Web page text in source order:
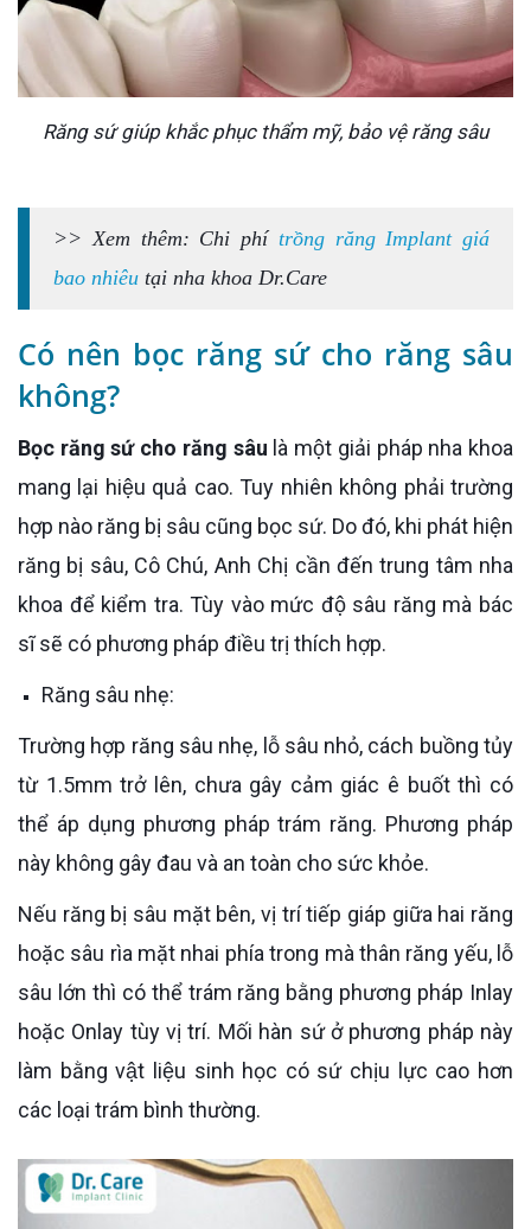
Răng sứ giúp khắc phục thẩm mỹ, bảo vệ răng sâu
>> Xem thêm: Chi phí trồng răng Implant giá
bao nhiêu tại nha khoa Dr.Care
Có nên bọc răng sứ cho răng sâu
không?
Bọc răng sứ cho răng sâu là một giải pháp nha khoa
mang lại hiệu quả cao. Tuy nhiên không phải trường
hợp nào răng bị sâu cũng bọc sứ. Do đó, khi phát hiện
răng bị sâu, Cô Chú, Anh Chị cần đến trung tâm nha
khoa để kiểm tra. Tùy vào mức độ sâu răng mà bác
sĩ sẽ có phương pháp điều trị thích hợp.
Răng sâu nhẹ:
Trường hợp răng sâu nhẹ, lỗ sâu nhỏ, cách buồng tủy
từ 1.5mm trở lên, chưa gây cảm giác ê buốt thì có
thể áp dụng phương pháp trám răng. Phương pháp
này không gây đau và an toàn cho sức khỏe.
Nếu răng bị sâu mặt bên, vị trí tiếp giáp giữa hai răng
hoặc sâu rìa mặt nhai phía trong mà thân răng yếu, lỗ
sâu lớn thì có thể trám răng bằng phương pháp Inlay
hoặc Onlay tùy vị trí. Mối hàn sứ ở phương pháp này
làm bằng vật liệu sinh học có sứ chịu lực cao hơn
các loại trám bình thường.